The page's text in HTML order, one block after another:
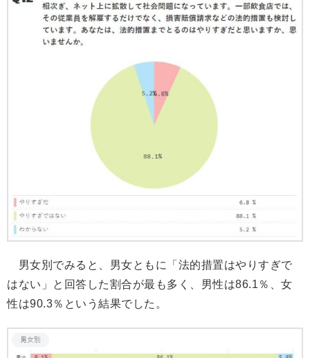
男女別でみると、男女ともに「法的措置はやりすぎで
はない」と回答した割合が最も多く、男性は86.1％、女
性は90.3％という結果でした。